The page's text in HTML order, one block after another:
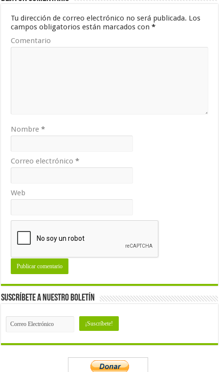
Tu dirección de correo electrónico no será publicada. Los
campos obligatorios están marcados con*
Comentario
Nombre*
Correo electrónico*
Web
Suscríbete a nuestro Boletín